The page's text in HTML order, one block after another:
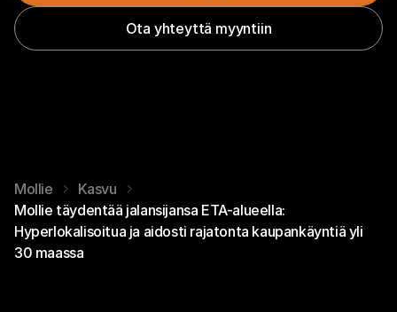
Ota yhteyttä myyntiin
Mollie
Kasvu
Mollie täydentää jalansijansa ETA-alueella:
Hyperlokalisoitua ja aidosti rajatonta kaupankäyntiä yli
30 maassa